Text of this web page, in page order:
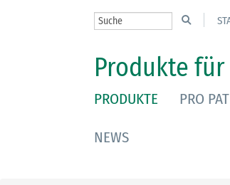
Produkte
PRODUKTE PRO
NEWS